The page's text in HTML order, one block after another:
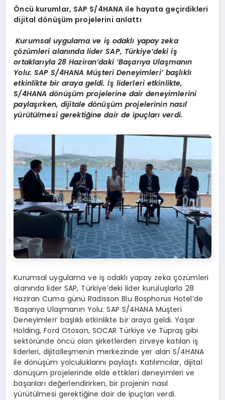
Öncü kurumlar, SAP S/4HANA ile hayata geçirdikleri
dijital dönüşüm projelerini anlattı
Kurumsal uygulama ve iş odaklı yapay zeka
çözümleri alanında lider SAP, Türkiye’deki iş
ortaklarıyla 28 Haziran’daki ‘Başarıya Ulaşmanın
Yolu: SAP S/4HANA Müşteri Deneyimleri’ başlıklı
etkinlikte bir araya geldi. İş liderleri etkinlikte,
S/4HANA dönüşüm projelerine dair deneyimlerini
paylaşırken, dijitale dönüşüm projelerinin nasıl
yürütülmesi gerektiğine dair de ipuçları verdi.
Kurumsal uygulama ve iş odaklı yapay zeka çözümleri
alanında lider SAP, Türkiye’deki lider kuruluşlarla 28
Haziran Cuma günü Radisson Blu Bosphorus Hotel’de
‘Başarıya Ulaşmanın Yolu: SAP S/4HANA Müşteri
Deneyimleri’ başlıklı etkinlikte bir araya geldi. Yaşar
Holding, Ford Otosan, SOCAR Türkiye ve Tüpraş gibi
sektöründe öncü olan şirketlerden zirveye katılan iş
liderleri, dijitalleşmenin merkezinde yer alan S/4HANA
ile dönüşüm yolculuklarını paylaştı. Katılımcılar, dijital
dönüşüm projelerinde elde ettikleri deneyimleri ve
başarıları değerlendirirken, bir projenin nasıl
yürütülmesi gerektiğine dair de ipuçları verdi.